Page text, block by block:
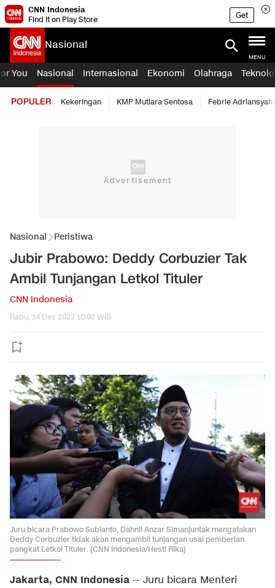
CNN Indonesia
Find it on Play Store
Get
Nasional
MENU
You Nasional Internasional Ekonomi Olahraga
POPULER Kekeringan KMP Mutiara Sentosa Febrie Adriansyah
Nasional Peristiwa
Jubir Prabowo: Deddy Corbuzier Tak
Ambil Tunjangan Letkol Tituler
CNN Indonesia
Rabu, 14 Des 2022 10:02 WIB
Juru bicara Prabowo Subianto, Dahnil Anzar Simanjuntak mengatakan
Deddy Corbuzier tidak akan mengambil tunjangan usai pemberian
pangkat Letkol Tituler. (CNN Indonesia/Hesti Rika)
Jakarta, CNN Indonesia -- Juru bicara Menteri